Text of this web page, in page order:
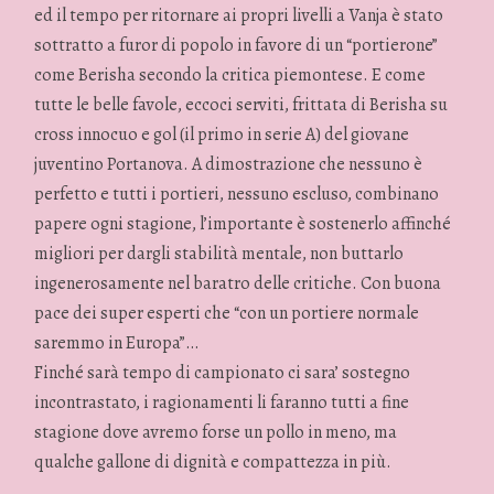
ed il tempo per ritornare ai propri livelli a Vanja è stato
sottratto a furor di popolo in favore di un “portierone”
come Berisha secondo la critica piemontese. E come
tutte le belle favole, eccoci serviti, frittata di Berisha su
cross innocuo e gol (il primo in serie A) del giovane
juventino Portanova. A dimostrazione che nessuno è
perfetto e tutti i portieri, nessuno escluso, combinano
papere ogni stagione, l’importante è sostenerlo affinché
migliori per dargli stabilità mentale, non buttarlo
ingenerosamente nel baratro delle critiche. Con buona
pace dei super esperti che “con un portiere normale
saremmo in Europa”…
Finché sarà tempo di campionato ci sara’ sostegno
incontrastato, i ragionamenti li faranno tutti a fine
stagione dove avremo forse un pollo in meno, ma
qualche gallone di dignità e compattezza in più.